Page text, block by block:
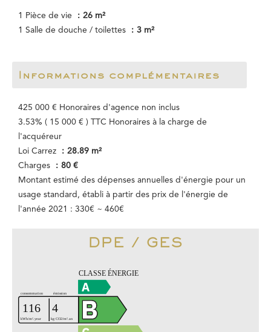
1 Pièce de vie
26 m²
1 Salle de douche / toilettes
3 m²
Informations complémentaires
425 000 € Honoraires d'agence non inclus
3.53% ( 15 000 € ) TTC Honoraires à la charge de
l'acquéreur
Loi Carrez
28.89 m²
Charges
80 €
Montant estimé des dépenses annuelles d'énergie pour un
usage standard, établi à partir des prix de l'énergie de
l'année 2021 : 330€ ~ 460€
DPE / GES